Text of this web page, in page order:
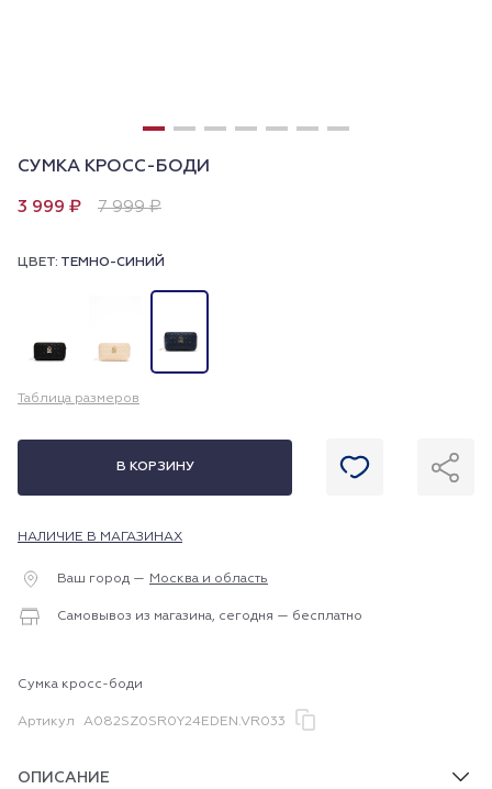
СУМКА КРОСС-БОДИ
3 999 ₽ 7 999 ₽
ЦВЕТ: ТЕМНО-СИНИЙ
Таблица размеров
В КОРЗИНУ
НАЛИЧИЕ В МАГАЗИНАХ
Ваш город — Москва и область
Самовывоз из магазина, сегодня — бесплатно
Сумка кросс-боди
Артикул A082SZ0SR0Y24EDEN.VR033
ОПИСАНИЕ